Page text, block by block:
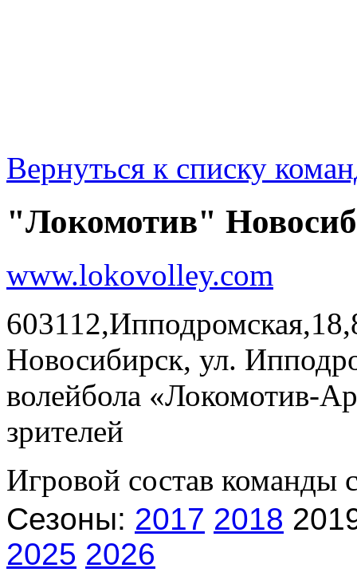
Вернуться к списку
"Локомотив"
www.lokovolley.com
Новосибирск, ул.
волейбола «Локомотив-
зрителей
Игровой состав команды
Сезоны: 2017 2018
2025 2026